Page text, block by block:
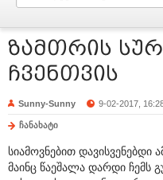
ზამთრის
ჩვენთვის
Sunny-Sunny 9-02-2017,
ჩანახატი
სიამოვნებით დავისვენებდი
მაინც წაეშალა დარდი ჩემს